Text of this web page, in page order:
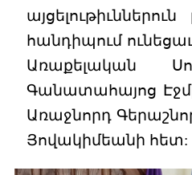
հանդիպում
Առաքելական
Գանատահայոց
Առաջնորդ
Յովակիմեանի հետ: